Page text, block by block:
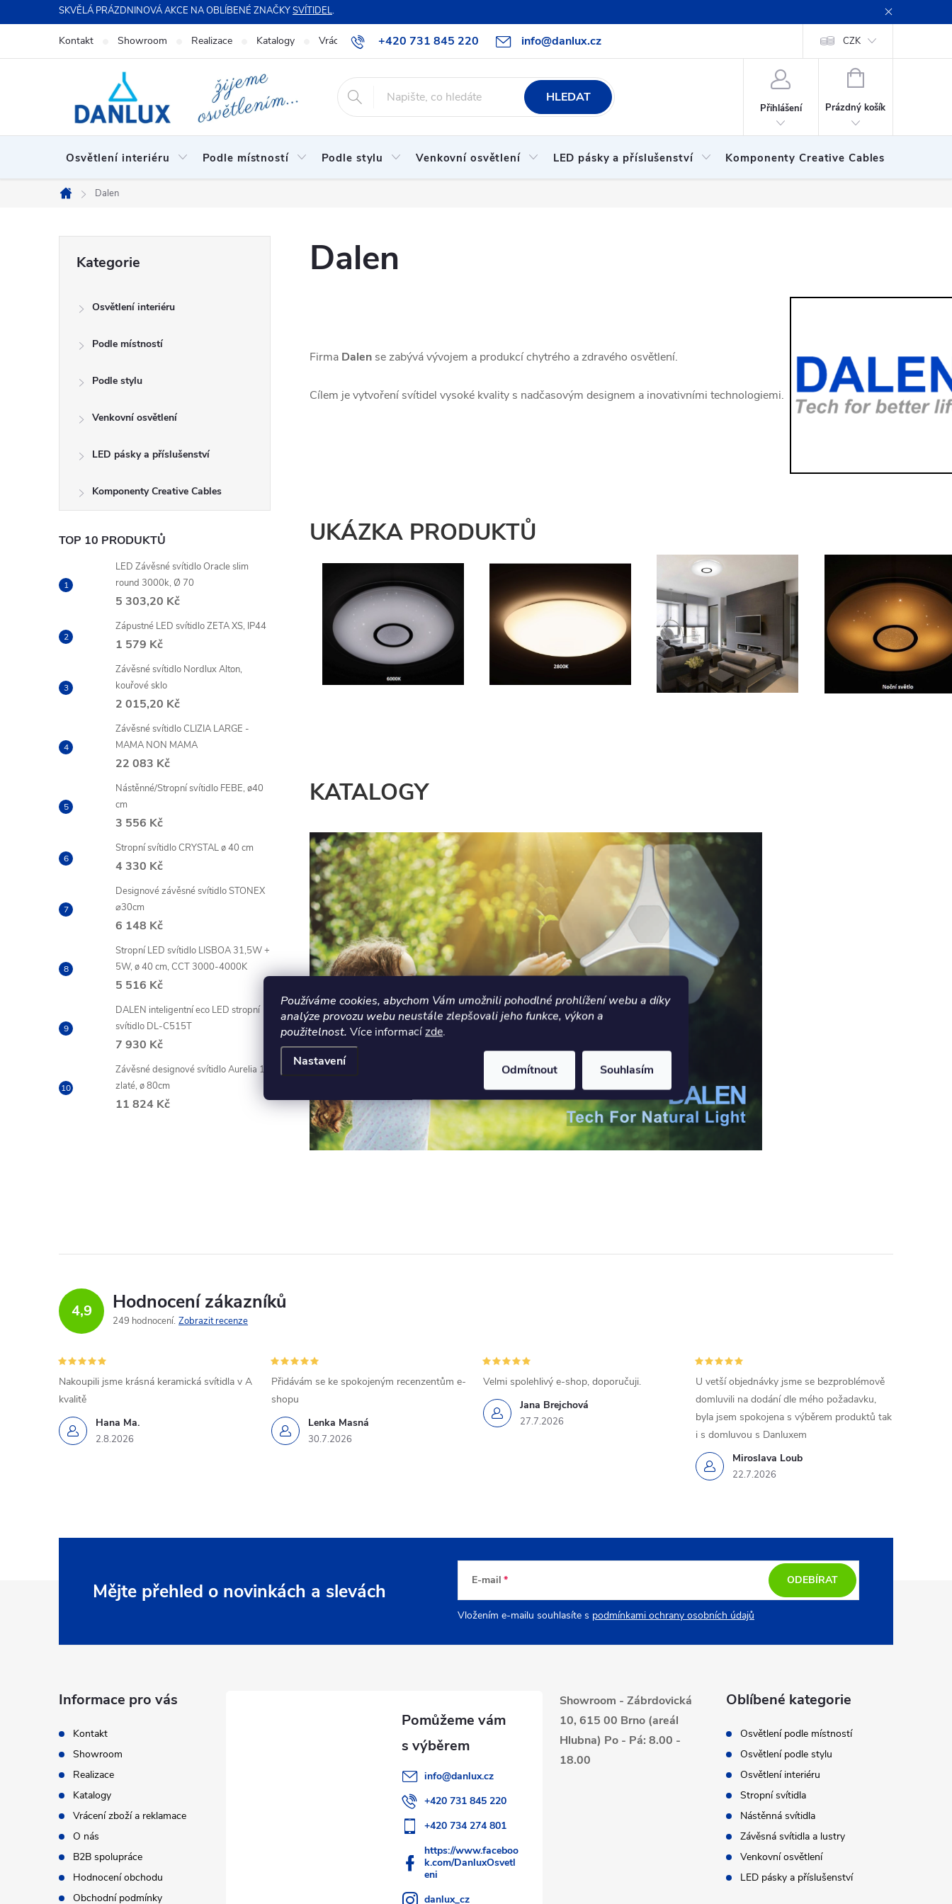
Používáme cookies, abychom Vám umožnili pohodlné prohlížení webu a díky
analýze provozu webu neustále zlepšovali jeho funkce, výkon a
použitelnost. Více informacízde.
Nastavení
Odmítnout Souhlasím
na
SKVĚLÁ PRÁZDNINOVÁ AKCE NA OBLÍBENÉ ZNAČKYSVÍTIDEL.
+420 731 845 220 info@danlux.cz
Kontakt Showroom Realizace Katalogy Vrácení zboží a reklamace O nás B2B spolupráce Hodnocení obchodu Podmínky ochrany
CZK
HLEDAT
Přihlášení
NÁKUPNÍ
Prázdný košík
Osvětlení interiéru Podle místností Podle stylu Venkovní osvětlení LED pásky a příslušenství Komponenty Creative Cables
Domů
Dalen
n
í
p
n
e
kategorie
Kategorie
Osvětlení interiéru
Podle místností
Podle stylu
Venkovní osvětlení
LED pásky a příslušenství
Komponenty Creative Cables
TOP 10 PRODUKTŮ
LED Závěsné svítidlo Oracle slim
round 3000k, Ø 70
5 303,20 Kč
Zápustné LED svítidlo ZETA XS, IP44
1 579 Kč
Závěsné svítidlo Nordlux Alton,
kouřové sklo
2 015,20 Kč
Závěsné svítidlo CLIZIA LARGE -
MAMA NON MAMA
22 083 Kč
Nástěnné/Stropní svítidlo FEBE, ø40
cm
3 556 Kč
Stropní svítidlo CRYSTAL ø 40 cm
4 330 Kč
Designové závěsné svítidlo STONEX
⌀30cm
6 148 Kč
Stropní LED svítidlo LISBOA 31,5W +
5W, ø 40 cm, CCT 3000-4000K
5 516 Kč
DALEN inteligentní eco LED stropní
svítidlo DL-C515T
7 930 Kč
Závěsné designové svítidlo Aurelia 1,
zlaté, ø 80cm
11 824 Kč
Dalen
Firma Dalen se zabývá vývojem a produkcí chytrého a zdravého osvětlení.
Cílem je vytvoření svítidel vysoké kvality s nadčasovým designem a inovativními technologiemi.
UKÁZKA PRODUKTŮ
KATALOGY
4,9 Hodnocení zákazníků
249 hodnocení Zobrazit recenze
Hana Ma.
2.8.2026
Nakoupili jsme krásná keramická svítidla v A
kvalitě
Lenka Masná
30.7.2026
Přidávám se ke spokojeným recenzentům e-
shopu
Jana Brejchová
27.7.2026
Velmi spolehlivý e-shop, doporučuji.
Miroslava Loub
22.7.2026
U vetší objednávky jsme se bezproblémově
domluvili na dodání dle mého požadavku,
byla jsem spokojena s výběrem produktů tak
i s domluvou s Danluxem
Mějte přehled o novinkách a slevách E-mail
Vložením e-mailu souhlasíte s podmínkami ochrany osobních údajů
ODEBÍRAT
Informace pro vás
Kontakt
Showroom
Realizace
Katalogy
Vrácení zboží a reklamace
O nás
B2B spolupráce
Hodnocení obchodu
Obchodní podmínky
info@danlux.cz
+420 731 845 220
+420 734 274 801
https://www.faceboo
k.com/DanluxOsvetl
eni
danlux_cz
Showroom - Zábrdovická
10, 615 00 Brno (areál
Hlubna) Po - Pá: 8.00 -
18.00
Oblíbené kategorie
Osvětlení podle místností
Osvětlení podle stylu
Osvětlení interiéru
Stropní svítidla
Nástěnná svítidla
Závěsná svítidla a lustry
Venkovní osvětlení
LED pásky a příslušenství